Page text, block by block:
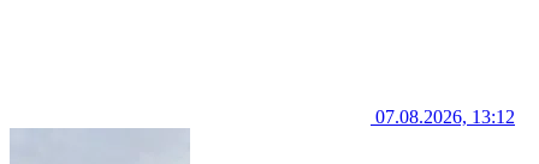
07.08.2026, 13:12